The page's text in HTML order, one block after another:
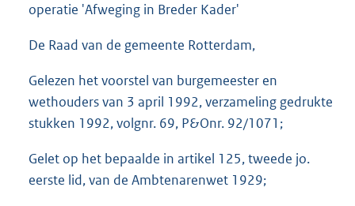
operatie 'Afweging in Breder Kader'
De Raad van de gemeente Rotterdam,
Gelezen het voorstel van burgemeester en
wethouders van 3 april 1992, verzameling gedrukte
stukken 1992, volgnr. 69, P&Onr. 92/1071;
Gelet op het bepaalde in artikel 125, tweede jo.
eerste lid, van de Ambtenarenwet 1929;